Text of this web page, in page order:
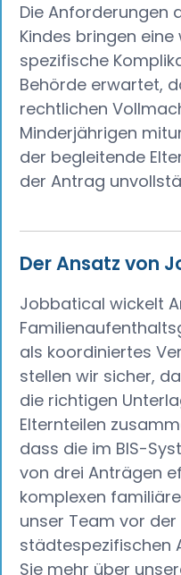
Die Anforderungen
Kindes bringen
spezifische
Behörde erwartet,
rechtlichen
Minderjährigen
der begleitende
der Antrag
Der Ansatz von
Jobbatical wickelt
als koordiniertes
stellen wir sicher,
die richtigen
Elternteilen
dass die im BIS-
von drei Anträgen
komplexen
unser Team vor der
städtespezifischen
Sie mehr über